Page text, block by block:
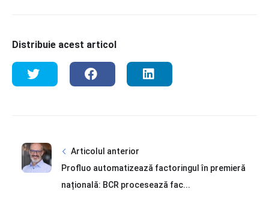
Distribuie acest articol
Articolul anterior
Profluo automatizează factoringul în premieră
națională: BCR procesează fac...